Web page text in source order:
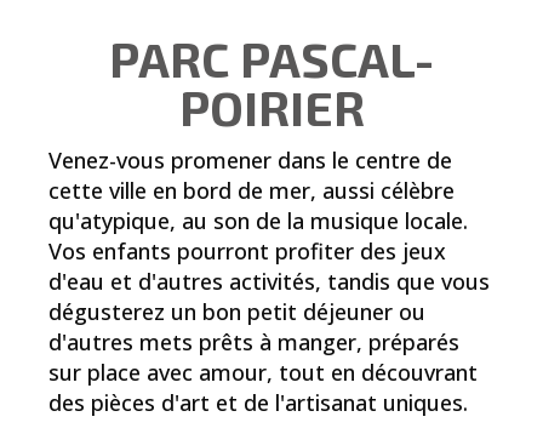
PARC PASCAL-
POIRIER
Venez-vous promener dans le centre de
cette ville en bord de mer, aussi célèbre
qu'atypique, au son de la musique locale.
Vos enfants pourront profiter des jeux
d'eau et d'autres activités, tandis que vous
dégusterez un bon petit déjeuner ou
d'autres mets prêts à manger, préparés
sur place avec amour, tout en découvrant
des pièces d'art et de l'artisanat uniques.